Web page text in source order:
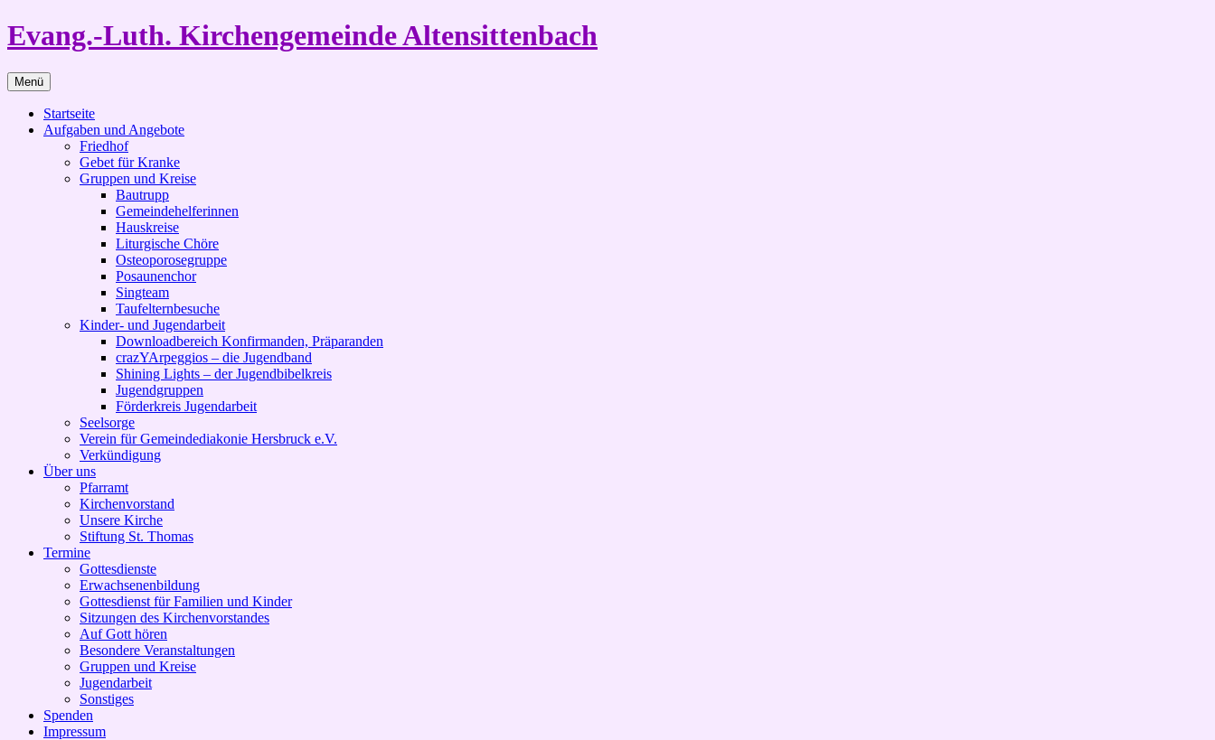
Zum
Inhalt
Evang.-Luth. Kirchengemeinde Altensittenbach
Menü
Startseite
Aufgaben und Angebote
Friedhof
Gebet für Kranke
Gruppen und Kreise
Bautrupp
Gemeindehelferinnen
Hauskreise
Liturgische Chöre
Osteoporosegruppe
Posaunenchor
Singteam
Taufelternbesuche
Kinder- und Jugendarbeit
Downloadbereich Konfirmanden, Präparanden
crazYArpeggios – die Jugendband
Shining Lights – der Jugendbibelkreis
Jugendgruppen
Förderkreis Jugendarbeit
Seelsorge
Verein für Gemeindediakonie Hersbruck e.V.
Verkündigung
Über uns
Pfarramt
Kirchenvorstand
Unsere Kirche
Stiftung St. Thomas
Termine
Gottesdienste
Erwachsenenbildung
Gottesdienst für Familien und Kinder
Sitzungen des Kirchenvorstandes
Auf Gott hören
Besondere Veranstaltungen
Gruppen und Kreise
Jugendarbeit
Sonstiges
Spenden
Impressum